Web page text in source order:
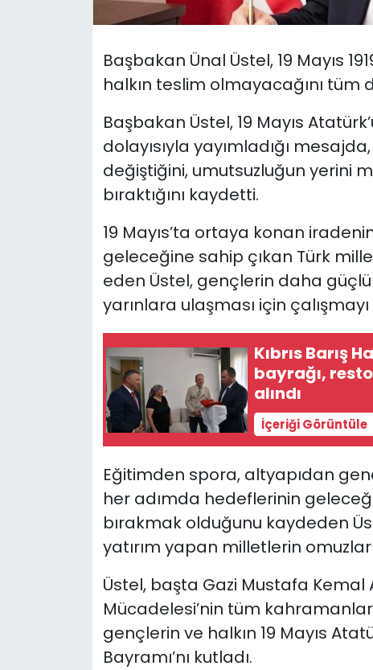
Başbakan Ünal Üstel, 19 Mayıs
halkın teslim olmayacağını
Başbakan Üstel, 19 Mayıs
dolayısıyla yayımladığı
değiştiğini, umutsuzluğun yerini
bıraktığını kaydetti.
19 Mayıs’ta ortaya konan
geleceğine sahip çıkan Türk
eden Üstel, gençlerin daha
yarınlara ulaşması için
Kıbrıs Barış
bayrağı,
alındı
İçeriği Görüntüle
Eğitimden spora, altyapıdan
her adımda hedeflerinin
bırakmak olduğunu kaydeden
yatırım yapan milletlerin
Üstel, başta Gazi Mustafa
Mücadelesi’nin tüm
gençlerin ve halkın 19 Mayıs
Bayramı’nı kutladı.
Teknoloji
Video Galeri
Yazarlar